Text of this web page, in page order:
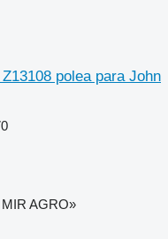
polea para John
AGRO»